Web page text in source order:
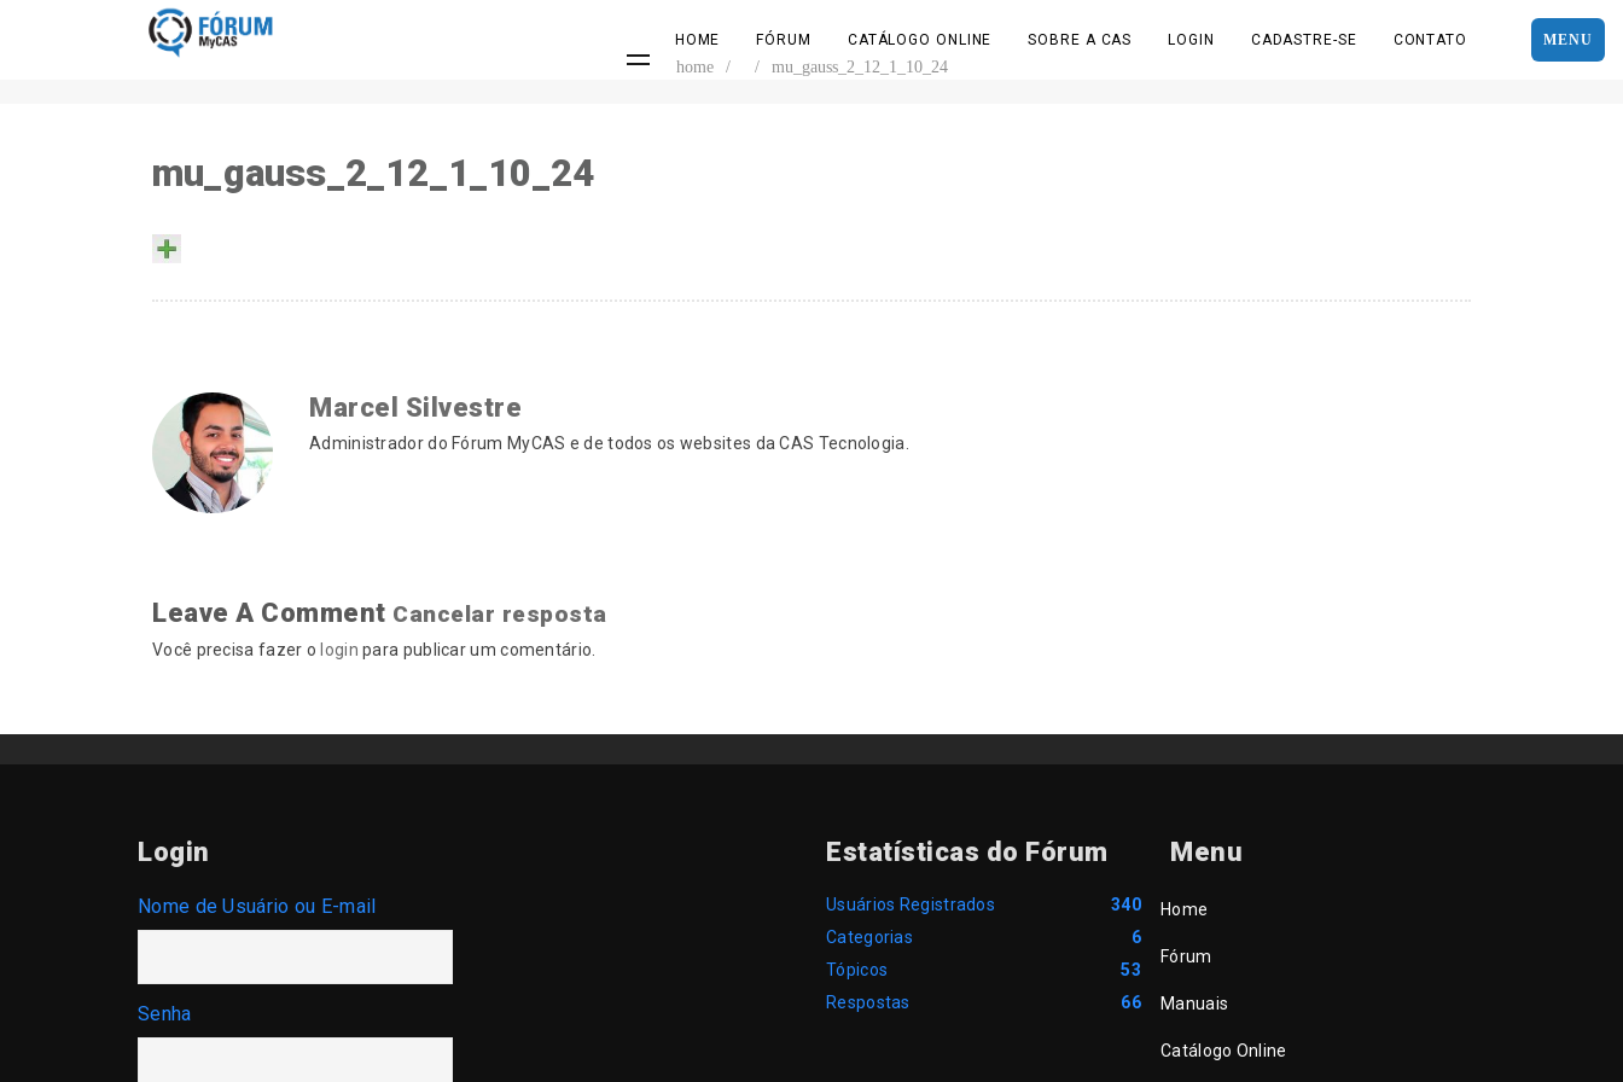
MENU
HOME FÓRUM CATÁLOGO ONLINE SOBRE A CAS LOGIN CADASTRE-SE CONTATO
home / / mu_gauss_2_12_1_10_24
mu_gauss_2_12_1_10_24
Marcel Silvestre
Administrador do Fórum MyCAS e de todos os websites da CAS Tecnologia.
Leave A Comment Cancelar resposta
Você precisa fazer o login para publicar um comentário.
Login
Nome de Usuário ou E-mail
Senha
Estatísticas do Fórum
Usuários Registrados
340
Categorias
6
Tópicos
53
Respostas
66
Menu
Home
Fórum
Manuais
Catálogo Online